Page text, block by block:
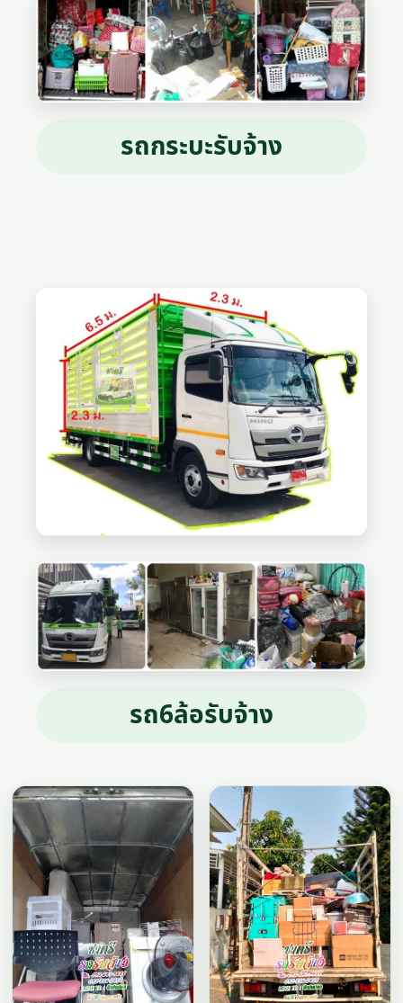
รถกระบะรับจ้าง
รถ6ล้อรับจ้าง